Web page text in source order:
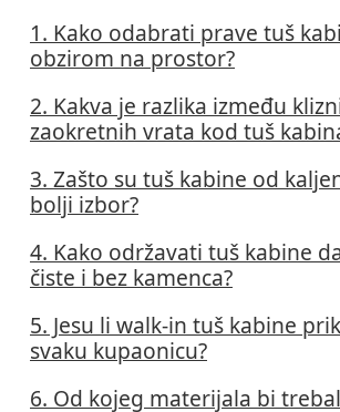
1. Kako odabrati prave tuš
obzirom na prostor?
Pri odabirutuš kabineključno je
veličinu i raspored kupaonice. U
kabine koje štede prostor. U
izvrstan su izbor walk-in rješenja ili
pravokutne kabine. Također je
smjer otvaranja vrata i osigurati
2. Kakva je razlika između
zaokretnih vrata kod tuš
Klizna vrata idealna su za manje
ne zahtijevaju dodatni prostor za
prostor i bolji osjećaj
zahtijevaju više prostora. Odabir
prvenstvenstveno o
osobnim preferencijama.
3. Zašto su tuš kabine od
bolji izbor?
Tuš kabineod kaljenog stakla
dugotrajnije. U slučaju loma,
rizik od ozljeda. Osim toga, takve
otporne na temperaturne
opterećenja.
4. Kako održavati tuš kabine
čiste i bez kamenca?
Redovito čišćenje blagim
stakla nakon upotrebe značajno
koristiti premaze protiv kamenca
5. Jesu li walk-in tuš kabine
svaku kupaonicu?
Walk-intuš kabineizvrstan su
6. Od kojeg materijala bi